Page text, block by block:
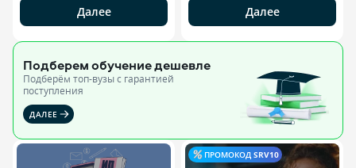
Далее Далее
Подберем обучениедешевле
Подберём топ-вузы c гарантией
поступления
ДАЛЕЕ
ПРОМОКОД SRV10